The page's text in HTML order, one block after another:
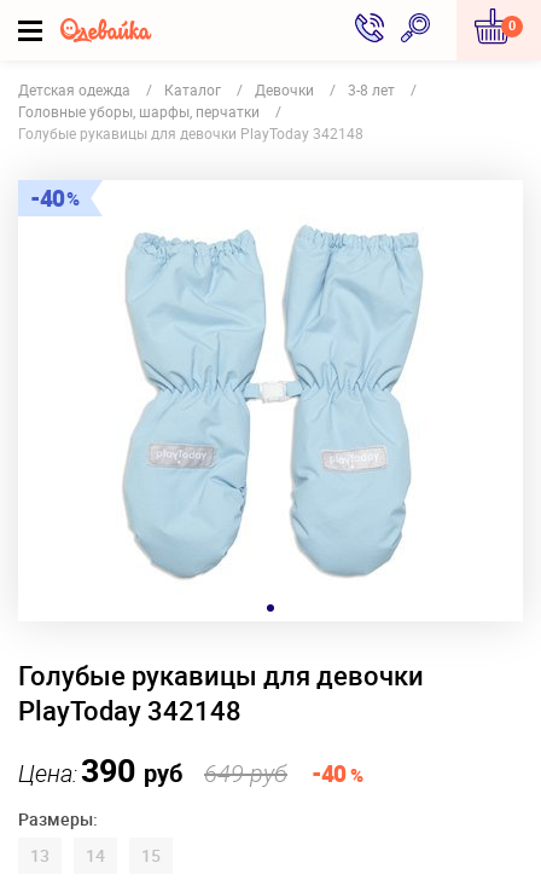
0
Детская одежда Каталог Девочки
3-8 лет
Головные уборы, шарфы, перчатки
Голубые рукавицы для девочки PlayToday 342148
40
Голубые рукавицы для девочки
PlayToday 342148
Цена:390 руб 649 руб -40%
Размеры:
13
14
15